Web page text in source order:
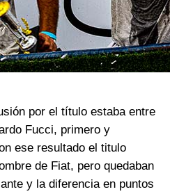
por el título estaba entre
Fucci, primero y
ese resultado el titulo
de Fiat, pero quedaban
y la diferencia en puntos